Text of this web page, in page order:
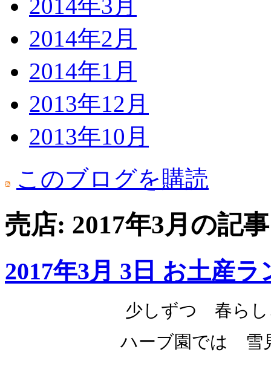
2014年3月
2014年2月
2014年1月
2013年12月
2013年10月
このブログを購読
売店: 2017年3月の記事
2017年3月 3日 お土産
少しずつ 春らし
ハーブ園では 雪